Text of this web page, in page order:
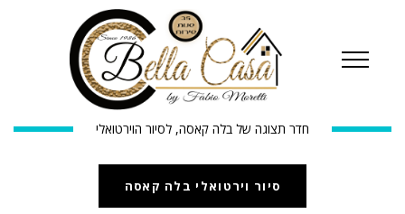
חדר תצוגה של בלה קאסה, לסיור הוירטואלי
סיור וירטואלי בלה קאסה